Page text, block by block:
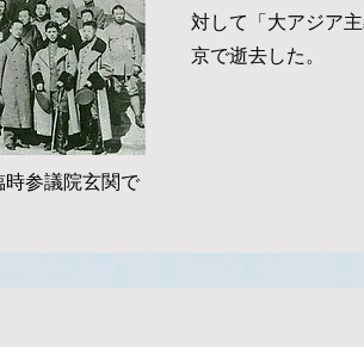
対して「大アジア
京で逝去した。
参議院玄関で